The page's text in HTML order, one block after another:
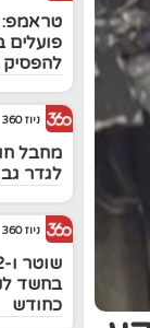
טראמפ:
פועלים
ניוז 360
מחבל
לגדר
ניוז 360
בחשד
כחודש